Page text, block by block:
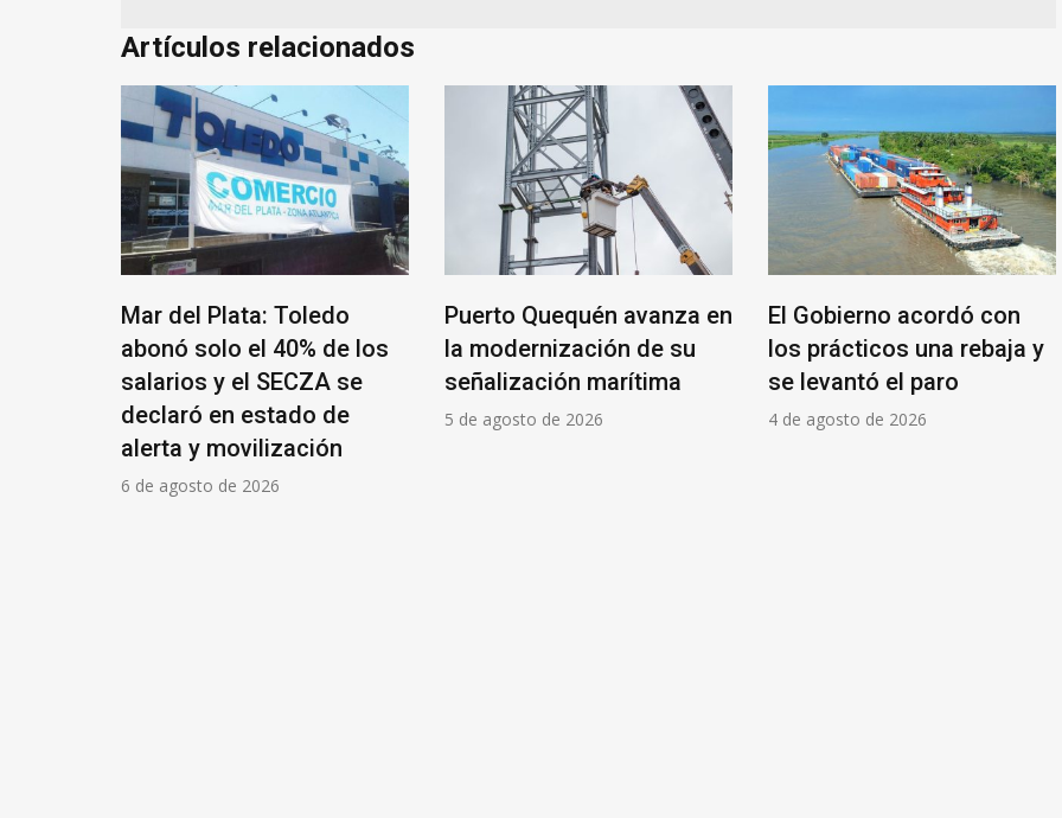
Artículos relacionados
Mar del Plata: Toledo
abonó solo el 40% de los
salarios y el SECZA se
declaró en estado de
alerta y movilización
6 de agosto de 2026
Puerto Quequén avanza en
la modernización de su
señalización marítima
5 de agosto de 2026
El Gobierno acordó con
los prácticos una rebaja y
se levantó el paro
4 de agosto de 2026